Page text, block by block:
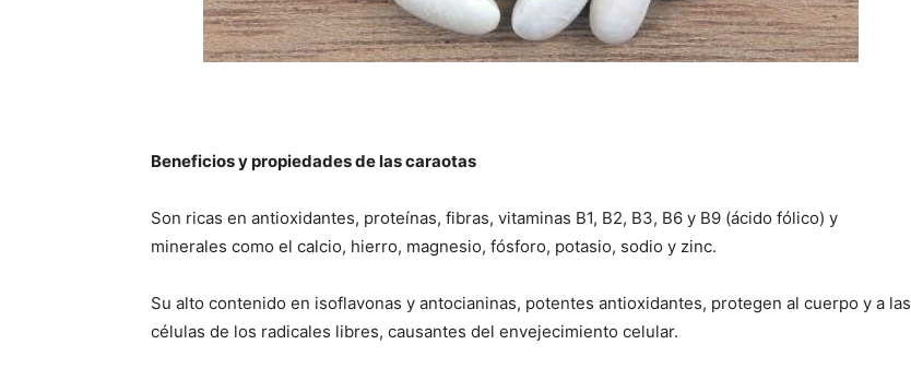
Beneficios y propiedades de las caraotas
Son ricas en antioxidantes, proteínas, fibras, vitaminas B1, B2, B3, B6 y B9 (ácido fólico) y
minerales como el calcio, hierro, magnesio, fósforo, potasio, sodio y zinc.
Su alto contenido en isoflavonas y antocianinas, potentes antioxidantes, protegen al cuerpo y a las
células de los radicales libres, causantes del envejecimiento celular.